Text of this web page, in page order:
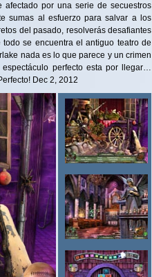
afectado por una serie de secuestros
sumas al esfuerzo para salvar a los
del pasado, resolverás desafiantes
se encuentra el antiguo teatro de
nada es lo que parece y un crimen
perfecto esta por llegar…
Dec 2, 2012